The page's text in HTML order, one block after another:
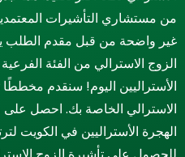
من مستشاري التأشيرات
غير واضحة من قبل مقدم الطلب
الأستراليين اليوم! سنقدم
الاسترالي الخاصة بك. احصل
الهجرة الأستراليين في الكويت